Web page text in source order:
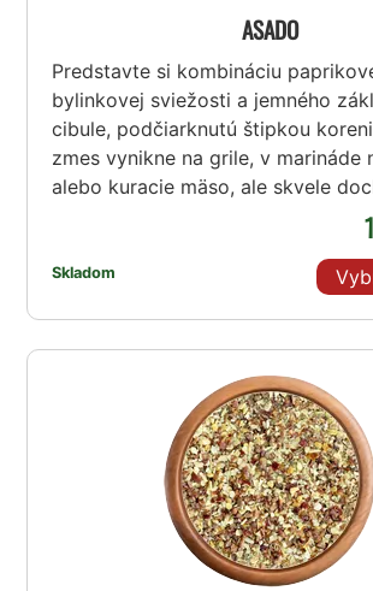
ASADO
Predstavte si kombináciu
bylinkovej sviežosti a jemného
cibule, podčiarknutú štipkou
zmes vynikne na grile, v marináde
alebo kuracie mäso, ale skvele
Skladom